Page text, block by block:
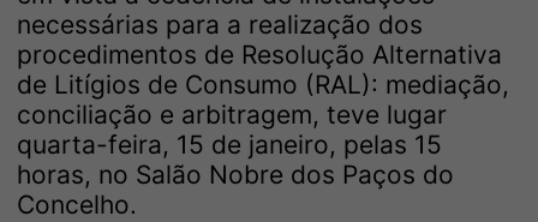
necessárias para a realização dos
procedimentos de Resolução Alternativa
de Litígios de Consumo (RAL): mediação,
conciliação e arbitragem, teve lugar
quarta-feira, 15 de janeiro, pelas 15
horas, no Salão Nobre dos Paços do
Concelho.